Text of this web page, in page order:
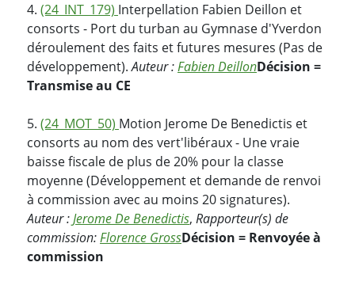
4. (24_INT_179) Interpellation Fabien Deillon et
consorts - Port du turban au Gymnase d'Yverdon
déroulement des faits et futures mesures (Pas de
développement).Auteur :Fabien DeillonDécision =
Transmise au CE
5. (24_MOT_50) Motion Jerome De Benedictis et
consorts au nom des vert'libéraux - Une vraie
baisse fiscale de plus de 20% pour la classe
moyenne (Développement et demande de renvoi
à commission avec au moins 20 signatures).
Auteur :Jerome De Benedictis, Rapporteur(s) de
commission:Florence GrossDécision = Renvoyée à
commission